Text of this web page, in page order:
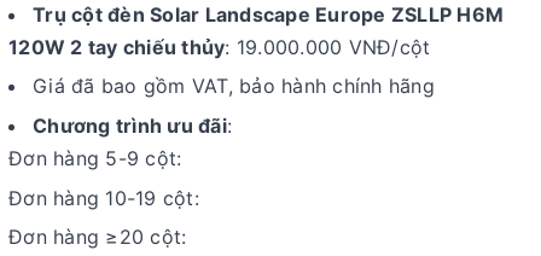
Trụ cột đèn Solar Landscape Europe ZSLLP H6M
120W 2 tay chiếu thủy: 19.000.000 VNĐ/cột
Giá đã bao gồm VAT, bảo hành chính hãng
Chương trình ưu đãi:
Đơn hàng 5-9 cột:
Đơn hàng 10-19 cột:
Đơn hàng ≥20 cột: